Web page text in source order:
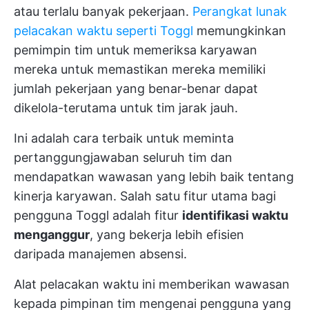
atau terlalu banyak pekerjaan. Perangkat lunak
pelacakan waktu seperti Toggl memungkinkan
pemimpin tim untuk memeriksa karyawan
mereka untuk memastikan mereka memiliki
jumlah pekerjaan yang benar-benar dapat
dikelola-terutama untuk tim jarak jauh.
Ini adalah cara terbaik untuk meminta
pertanggungjawaban seluruh tim dan
mendapatkan wawasan yang lebih baik tentang
kinerja karyawan. Salah satu fitur utama bagi
pengguna Toggl adalah fitur identifikasi waktu
menganggur, yang bekerja lebih efisien
daripada manajemen absensi.
Alat pelacakan waktu ini memberikan wawasan
kepada pimpinan tim mengenai pengguna yang